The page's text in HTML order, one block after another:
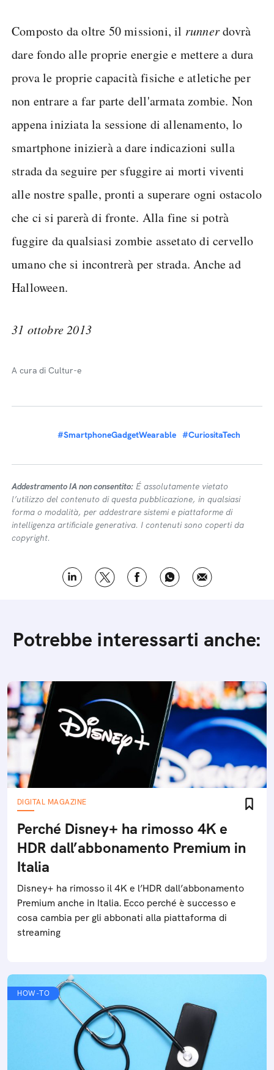
Composto da oltre 50 missioni, il runnerdovrà
dare fondo alle proprie energie e mettere a dura
prova le proprie capacità fisiche e atletiche per
non entrare a far parte dell'armata zombie. Non
appena iniziata la sessione di allenamento, lo
smartphone inizierà a dare indicazioni sulla
strada da seguire per sfuggire ai morti viventi
alle nostre spalle, pronti a superare ogni ostacolo
che ci si parerà di fronte. Alla fine si potrà
fuggire da qualsiasi zombie assetato di cervello
umano che si incontrerà per strada. Anche ad
Halloween.
31 ottobre 2013
A cura di Cultur-e
#SmartphoneGadgetWearable #CuriositaTech
Addestramento IA non consentito: É assolutamente vietato
l’utilizzo del contenuto di questa pubblicazione, in qualsiasi
forma o modalità, per addestrare sistemi e piattaforme di
intelligenza artificiale generativa. I contenuti sono coperti da
copyright.
Potrebbe interessarti anche:
DIGITAL MAGAZINE
Perché Disney+ ha rimosso 4K e
HDR dall’abbonamento Premium in
Italia
Disney+ ha rimosso il 4K e l’HDR dall’abbonamento
Premium anche in Italia. Ecco perché è successo e
cosa cambia per gli abbonati alla piattaforma di
streaming
HOW-TO